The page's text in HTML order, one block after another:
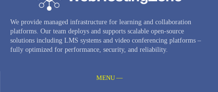
We provide managed infrastructure for learning and collaboration
platforms. Our team deploys and supports scalable open-source
solutions including LMS systems and video conferencing platforms –
fully optimized for performance, security, and reliability.
MENU —